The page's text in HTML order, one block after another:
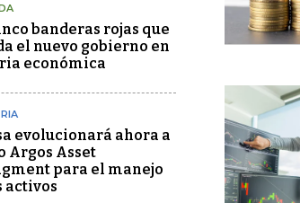
banderas rojas que
el nuevo gobierno en
económica
evolucionará ahora a
Argos Asset
para el manejo
activos